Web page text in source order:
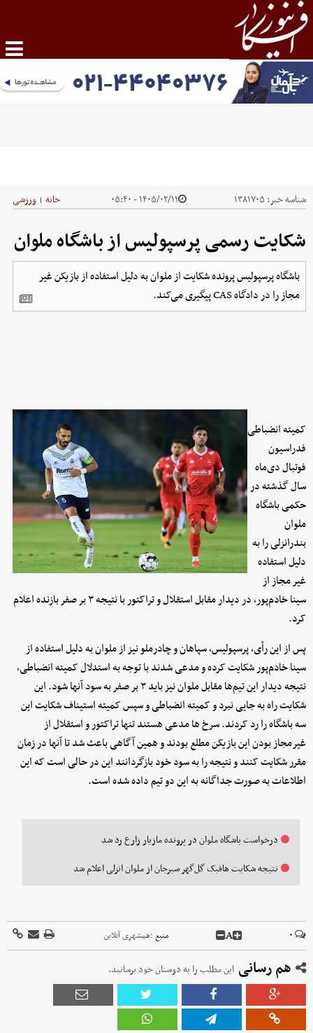
شناسه خبر: ۱۳۸۱۷۰۵ ۱۴۰۵/۰۲/۱۱ - ۰۵:۴۰ خانه | ورزشی
شکایت رسمی پرسپولیس از باشگاه ملوان
باشگاه پرسپولیس پرونده شکایت از ملوان به دلیل استفاده از بازیکن غیر
مجاز را در دادگاه CAS پیگیری می‌کند.
کمیته انضباطی
فدراسیون
فوتبال دی‌ماه
سال گذشته در
حکمی باشگاه
ملوان
بندرانزلی را به
دلیل استفاده
غیر مجاز از
سینا خادم‌پور، در دیدار مقابل استقلال و تراکتور با نتیجه ۳ بر صفر بازنده اعلام
کرد.
پس از این رأی، پرسپولیس، سپاهان و چادرملو نیز از ملوان به دلیل استفاده از
سینا خادم‌پور شکایت کرده و مدعی شدند با توجه به استدلال کمیته انضباطی،
نتیجه دیدار این تیم‌ها مقابل ملوان نیز باید ۳ بر صفر به سود آنها شود. این
شکایت راه به جایی نبرد و کمیته انضباطی و سپس کمیته استیناف شکایت این
سه باشگاه را رد کردند. سرخ ها مدعی هستند تنها تراکتور و استقلال از
غیرمجاز بودن این بازیکن مطلع بودند و همین آگاهی باعث شد تا آنها در زمان
مقرر شکایت کنند و نتیجه را به سود خود بازگردانند این در حالی است که این
اطلاعات به صورت جداگانه به این دو تیم داده شده است.
درخواست باشگاه ملوان در پرونده مازیار زارع رد شد
نتیجه شکایت هافبک گل‌گهر سیرجان از ملوان انزلی اعلام شد
۰ A منبع :همشهری آنلاین
هم رسانی این مطلب را به دوستان خود برسانید.